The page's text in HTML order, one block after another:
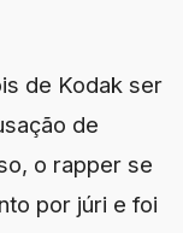
de Kodak ser
de
o rapper se
por júri e foi